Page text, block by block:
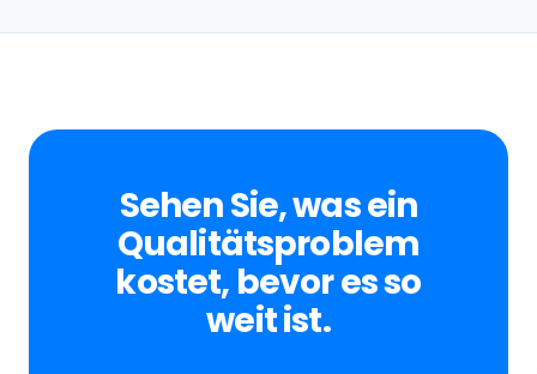
Sehen Sie, was ein
Qualitätsproblem
kostet, bevor es so
weit ist.